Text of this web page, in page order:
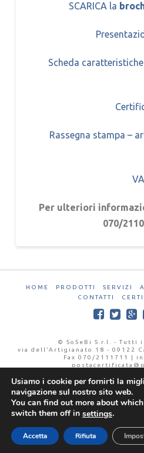
SCARICA la
Scheda
Rassegna stampa –
Per ulteriori
070/
HOME PRODOTTI SERVIZI
CONTATTI
© SoSeBi S.r.l. -
via dell’Artigianato 18 - 09122
Fax 070/2111711 |
25826
Usiamo i cookie per fornirti la
navigazione sul nostro sito web.
You can find out more about
switch them off in settings.
Accetta Rifiuta